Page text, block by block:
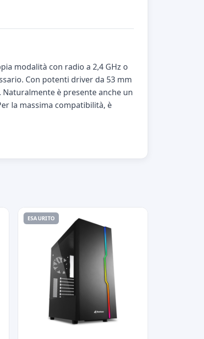
modalità con radio a 2,4 GHz o
Con potenti driver da 53 mm
è presente anche un
la massima compatibilità, è
ESAURITO